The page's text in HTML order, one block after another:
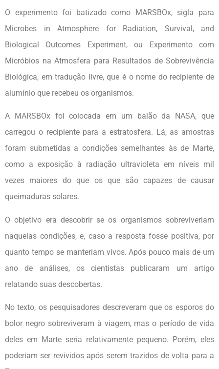
O experimento foi batizado como MARSBOx, sigla para
Microbes in Atmosphere for Radiation, Survival, and
Biological Outcomes Experiment, ou Experimento com
Micróbios na Atmosfera para Resultados de Sobrevivência
Biológica, em tradução livre, que é o nome do recipiente de
alumínio que recebeu os organismos.
A MARSBOx foi colocada em um balão da NASA, que
carregou o recipiente para a estratosfera. Lá, as amostras
foram submetidas a condições semelhantes às de Marte,
como a exposição à radiação ultravioleta em níveis mil
vezes maiores do que os que são capazes de causar
queimaduras solares.
O objetivo era descobrir se os organismos sobreviveriam
naquelas condições, e, caso a resposta fosse positiva, por
quanto tempo se manteriam vivos. Após pouco mais de um
ano de análises, os cientistas publicaram um artigo
relatando suas descobertas.
No texto, os pesquisadores descreveram que os esporos do
bolor negro sobreviveram à viagem, mas o período de vida
deles em Marte seria relativamente pequeno. Porém, eles
poderiam ser revividos após serem trazidos de volta para a